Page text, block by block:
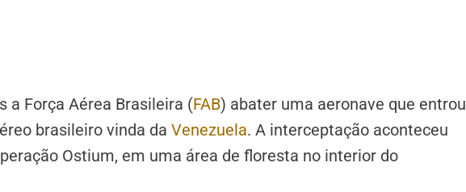
a Força Aérea Brasileira (FAB) abater uma aeronave que entrou
brasileiro vinda da Venezuela. A interceptação aconteceu
Ostium, em uma área de floresta no interior do